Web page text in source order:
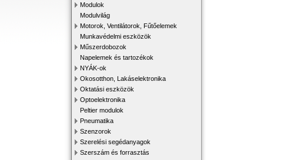
Modulok
Modulvilág
Motorok, Ventilátorok, Fűtőelemek
Munkavédelmi eszközök
Műszerdobozok
Napelemek és tartozékok
NYÁK-ok
Okosotthon, Lakáselektronika
Oktatási eszközök
Optoelektronika
Peltier modulok
Pneumatika
Szenzorok
Szerelési segédanyagok
Szerszám és forrasztás